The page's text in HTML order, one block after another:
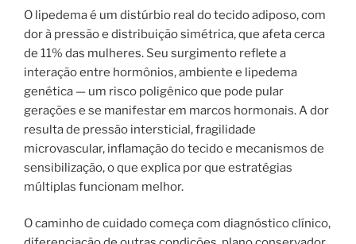
O lipedema é um distúrbio real do tecido adiposo, com
dor à pressão e distribuição simétrica, que afeta cerca
de 11% das mulheres. Seu surgimento reflete a
interação entre hormônios, ambiente e lipedema
genética — um risco poligênico que pode pular
gerações e se manifestar em marcos hormonais. A dor
resulta de pressão intersticial, fragilidade
microvascular, inflamação do tecido e mecanismos de
sensibilização, o que explica por que estratégias
múltiplas funcionam melhor.
O caminho de cuidado começa com diagnóstico clínico,